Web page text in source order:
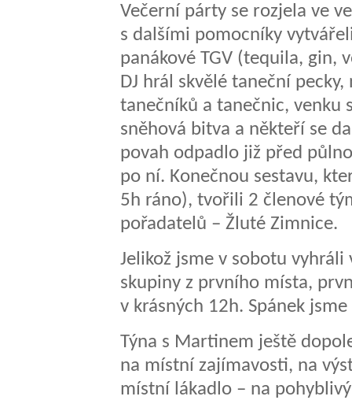
Večerní párty se rozjela ve
s dalšími pomocníky
panákové TGV (tequila, gin,
DJ hrál skvělé taneční
tanečníků a tanečnic, venku
sněhová bitva a někteří se
povah odpadlo již před
po ní. Konečnou sestavu,
5h ráno), tvořili 2 členové
pořadatelů – Žluté Zimnice.
Jelikož jsme v sobotu vyhráli
skupiny z prvního místa,
v krásných 12h. Spánek
Týna s Martinem ještě
na místní zajímavosti, na
místní lákadlo – na